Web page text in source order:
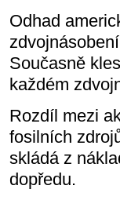
Odhad
Současně
každém
Rozdíl mezi
fosilních
skládá z
dopředu.